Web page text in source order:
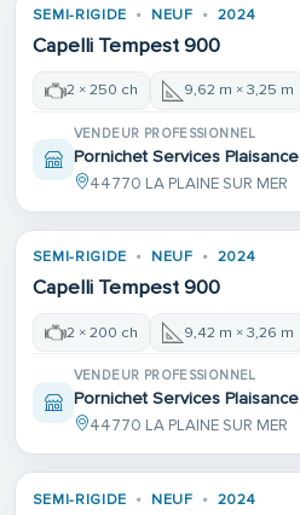
SEMI-RIGIDE NEUF 2024
Capelli Tempest 900
2 × 250 ch 9,62 m × 3,25 m
VENDEUR PROFESSIONNEL
Pornichet Services Plaisance
44770 LA PLAINE SUR MER
SEMI-RIGIDE NEUF 2024
Capelli Tempest 900
2 × 200 ch 9,42 m × 3,26 m
VENDEUR PROFESSIONNEL
Pornichet Services Plaisance
44770 LA PLAINE SUR MER
SEMI-RIGIDE NEUF 2024